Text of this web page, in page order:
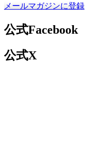
メールマガジンに登録
公式Facebook
公式X